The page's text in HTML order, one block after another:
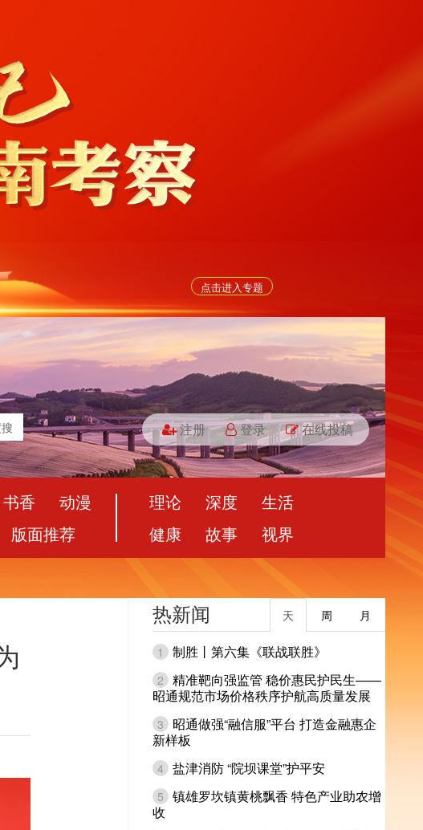
点击进入专题
注册 登录 在线投稿
书香
动漫
版面推荐
理论 深度
生活
健康
故事 视界
热新闻 月
周
天
1 制胜丨第六集《联战联胜》
2 精准靶向强监管 稳价惠民护民生——
昭通规范市场价格秩序护航高质量发展
3
昭通做强“融信服”平台 打造金融惠企
新样板
4 盐津消防 “院坝课堂”护平安
5 镇雄罗坎镇黄桃飘香 特色产业助农增
收